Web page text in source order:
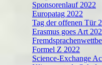
Sponsorenlauf 2022
Europatag 2022
Tag der offenen Tür
Erasmus goes Art
Formel Z 2022
Science-Exchange